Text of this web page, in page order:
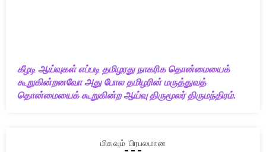
கீழடி ஆய்வுகள் எப்படி தமிழரது நாகரிக தொன்மையைக்
கூறுகின்றனவோ அது போல தமிழரின் மருத்துவத்
தொன்மையைக் கூறுகின்ற ஆய்வு திருமூலர் திருமந்திரம்.
மிகவும் பிரபலமான